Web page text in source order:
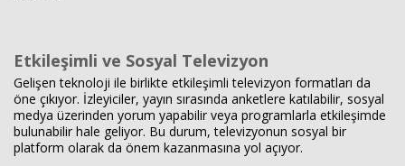
Etkileşimli ve Sosyal Televizyon
Gelişen teknoloji ile birlikte etkileşimli televizyon formatları da
öne çıkıyor. İzleyiciler, yayın sırasında anketlere katılabilir, sosyal
medya üzerinden yorum yapabilir veya programlarla etkileşimde
bulunabilir hale geliyor. Bu durum, televizyonun sosyal bir
platform olarak da önem kazanmasına yol açıyor.